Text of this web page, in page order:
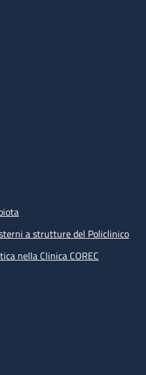
a strutture del Policlinico
nella Clinica COREC